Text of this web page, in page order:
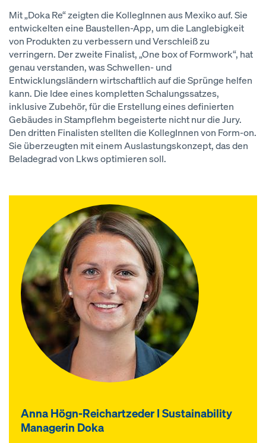
Mit „Doka Re“ zeigten die KollegInnen aus Mexiko auf. Sie
entwickelten eine Baustellen-App, um die Langlebigkeit
von Produkten zu verbessern und Verschleiß zu
verringern. Der zweite Finalist, „One box of Formwork“, hat
genau verstanden, was Schwellen- und
Entwicklungsländern wirtschaftlich auf die Sprünge helfen
kann. Die Idee eines kompletten Schalungssatzes,
inklusive Zubehör, für die Erstellung eines definierten
Gebäudes in Stampflehm begeisterte nicht nur die Jury.
Den dritten Finalisten stellten die KollegInnen von Form-on.
Sie überzeugten mit einem Auslastungskonzept, das den
Beladegrad von Lkws optimieren soll.
Anna Högn-Reichartzeder I Sustainability
Managerin Doka